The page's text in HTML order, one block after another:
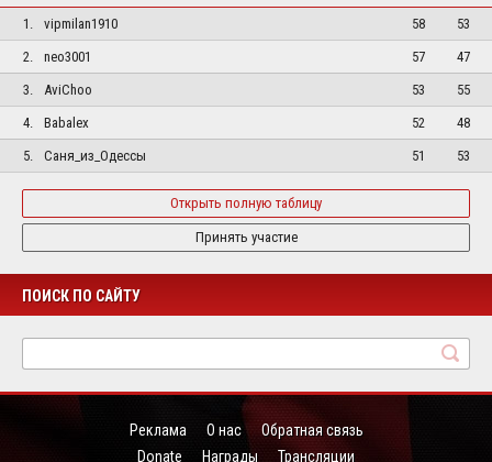
1.
vipmilan1910 58
53
2.
neo3001 57
47
3.
AviChoo 53
55
4.
Babalex 52
48
5.
Саня_из_Одессы 51 53
Открыть полную таблицу
Принять участие
ПОИСК ПО САЙТУ
Реклама О нас
Обратная связь
Donate
Награды Трансляции